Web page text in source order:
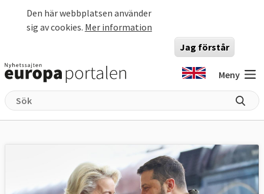
Den här webbplatsen använder
sig av cookies. Mer information
Jag förstår
Meny